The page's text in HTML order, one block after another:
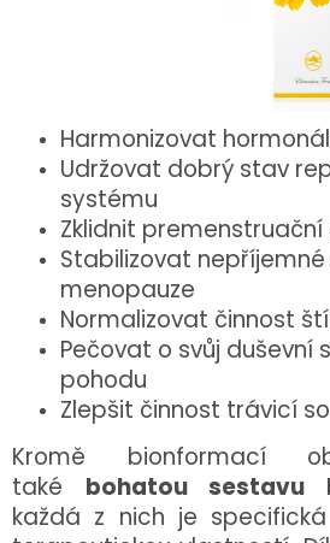
Harmonizovat
Udržovat dobrý stav
systému
Zklidnit
Stabilizovat
menopauze
Normalizovat činnost
Pečovat o svůj duševní
pohodu
Zlepšit činnost trávicí
Kromě bionformací
také bohatou sestavu
každá z nich je